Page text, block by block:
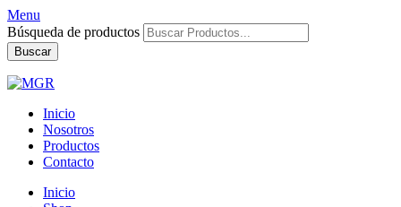
Menu
Búsqueda de productos
Buscar
Inicio
Nosotros
Productos
Contacto
Inicio